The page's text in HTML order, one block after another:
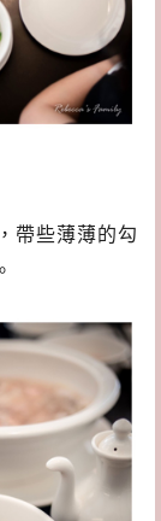
帶些薄薄的勾